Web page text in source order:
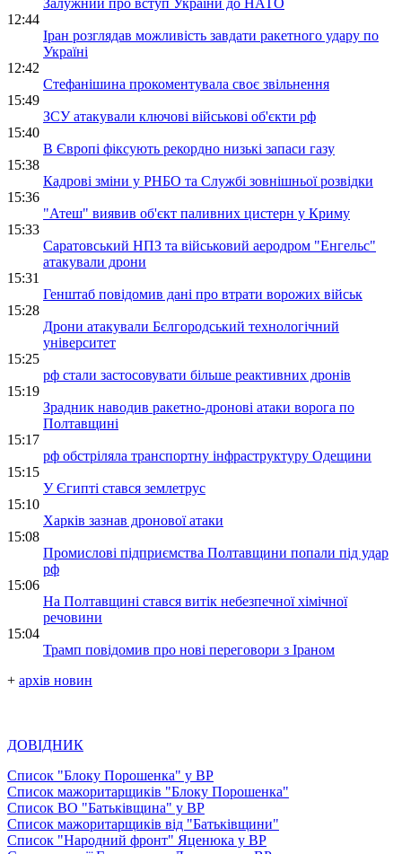
Залужний про вступ України до НАТО
12:44
Іран розглядав можливість завдати ракетного удару по
Україні
12:42
Стефанішина прокоментувала своє звільнення
15:49
ЗСУ атакували ключові військові об'єкти рф
15:40
В Європі фіксують рекордно низькі запаси газу
15:38
Кадрові зміни у РНБО та Службі зовнішньої розвідки
15:36
"Атеш" виявив об'єкт паливних цистерн у Криму
15:33
Саратовський НПЗ та військовий аеродром "Енгельс"
атакували дрони
15:31
Генштаб повідомив дані про втрати ворожих військ
15:28
Дрони атакували Бєлгородський технологічний
університет
15:25
рф стали застосовувати більше реактивних дронів
15:19
Зрадник наводив ракетно-дронові атаки ворога по
Полтавщині
15:17
рф обстріляла транспортну інфраструктуру Одещини
15:15
У Єгипті стався землетрус
15:10
Харків зазнав дронової атаки
15:08
Промислові підприємства Полтавщини попали під удар
рф
15:06
На Полтавщині стався витік небезпечної хімічної
речовини
15:04
Трамп повідомив про нові переговори з Іраном
+ архів новин
ДОВІДНИК
Список "Блоку Порошенка" у ВР
Список мажоритарщиків "Блоку Порошенка"
Список ВО "Батьківщина" у ВР
Список мажоритарщиків від "Батьківщини"
Список "Народний фронт" Яценюка у ВР